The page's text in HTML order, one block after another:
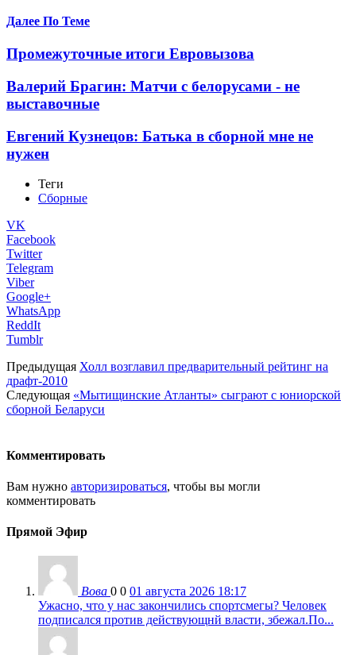
Далее По Теме
Промежуточные итоги Евровызова
Валерий Брагин: Матчи с белорусами - не
выставочные
Евгений Кузнецов: Батька в сборной мне не
нужен
Теги
Сборные
VK
Facebook
Twitter
Telegram
Viber
Google+
WhatsApp
ReddIt
Tumblr
Предыдущая Холл возглавил предварительный рейтинг на
драфт-2010
Следующая «Мытищинские Атланты» сыграют с юниорской
сборной Беларуси
Комментировать
Вам нужно авторизироваться, чтобы вы могли
комментировать
Прямой Эфир
Вова 0 0 01 августа 2026 18:17
Ужасно, что у нас закончились спортсмегы? Человек
подписался против действующнй власти, збежал.По...